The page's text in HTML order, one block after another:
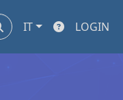
IT LOGIN